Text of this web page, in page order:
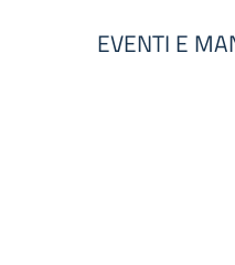
EVENTI E